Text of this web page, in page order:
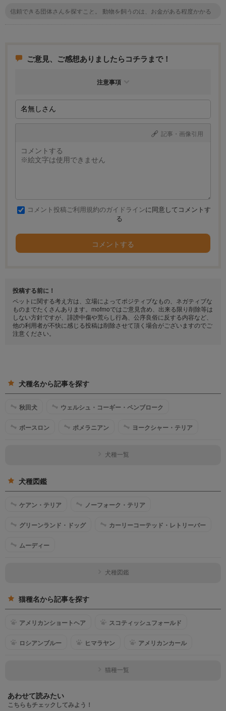
信頼できる団体さんを探すこと。 動物を飼うのは、お金がある程度かかる
必須。 病気になったら病院代。 最低でも、上記は掛かります。 最後まで飼
ご意見、ご感想ありましたらコチラまで！
注意事項
記事・画像引用
コメント投稿ご利用規約のガイドラインに同意してコメントす
る
コメントする
投稿する前に！
ペットに関する考え方は、立場によってポジティブなもの、ネガティブな
ものまでたくさんあります。mofmoではご意見含め、出来る限り削除等は
しない方針ですが、誹謗中傷や荒らし行為、公序良俗に反する内容など、
他の利用者が不快に感じる投稿は削除させて頂く場合がございますのでご
注意ください。
犬種名から記事を探す
秋田犬 ウェルシュ・コーギー・ペンブローク
ボースロン ポメラニアン ヨークシャー・テリア
犬種一覧
犬種図鑑
ケアン・テリア ノーフォーク・テリア
グリーンランド・ドッグ カーリーコーテッド・レトリーバー
ムーディー
犬種図鑑
猫種名から記事を探す
アメリカンショートヘア スコティッシュフォールド
ロシアンブルー ヒマラヤン アメリカンカール
猫種一覧
あわせて読みたい
こちらもチェックしてみよう！